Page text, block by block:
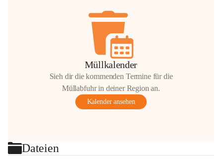
Müllkalender
Sieh dir die kommenden Termine für die
Müllabfuhr in deiner Region an.
Kalender ansehen
Dateien